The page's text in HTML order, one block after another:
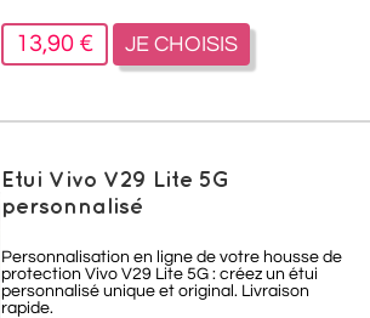
13,90 € JE CHOISIS
Etui Vivo V29 Lite 5G
personnalisé
Personnalisation en ligne de votre housse de
protection Vivo V29 Lite 5G : créez un étui
personnalisé unique et original. Livraison
rapide.